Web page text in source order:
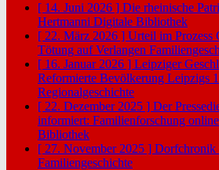
[ 14. Juni 2026 ] Die rheinische
Hertmanni Digitale Bibliothek
[ 22. März 2026 ] Urteil im Prozess
Tötung auf Verlangen
[ 16. Januar 2026 ] Leipziger
Reformierte Bevölkerung Leipzigs
Regionalgeschichte
[ 22. Dezember 2025 ] Der
informiert: Familienforschung online
Bibliothek
[ 27. November 2025 ] Dorfchronik
Familiengeschichte